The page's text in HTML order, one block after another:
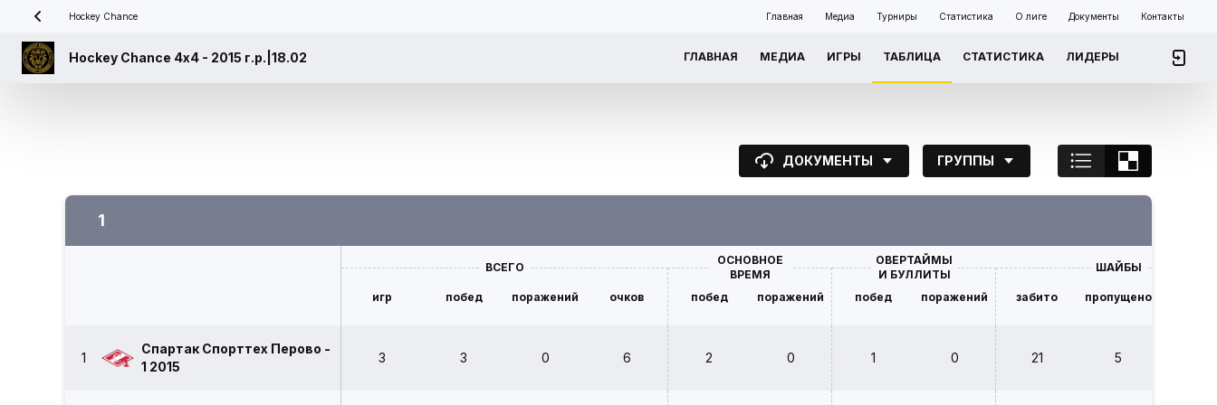
Hockey Chance Главная Медиа Турниры Статистика О лиге Документы Контакты
Hockey Chance 4х4 - 2015 г.р.|18.02 ГЛАВНАЯ МЕДИА ИГРЫ ТАБЛИЦА СТАТИСТИКА ЛИДЕРЫ
ДОКУМЕНТЫ ГРУППЫ
1
ВСЕГО
игр побед поражений очков
ОСНОВНОЕ
ВРЕМЯ
побед
поражений
ОВЕРТАЙМЫ
И БУЛЛИТЫ
побед
поражений
ШАЙБЫ
забито пропущено
1
Спартак Спорттех Перово -
1 2015
3 3 0 6 2 0 1 0 21 5